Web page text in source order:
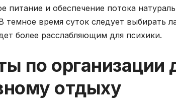
питание и обеспечение потока
темное время суток следует выбирать
более расслабляющим для психики.
по организации
отдыху